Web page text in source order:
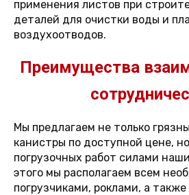
применения листов при
деталей для очистки воды и
воздухоотводов.
Преимущества
Мы предлагаем не только
канистры по доступной цене,
погрузочных работ силами
этого мы располагаем всем
погрузчиками, роклами, а